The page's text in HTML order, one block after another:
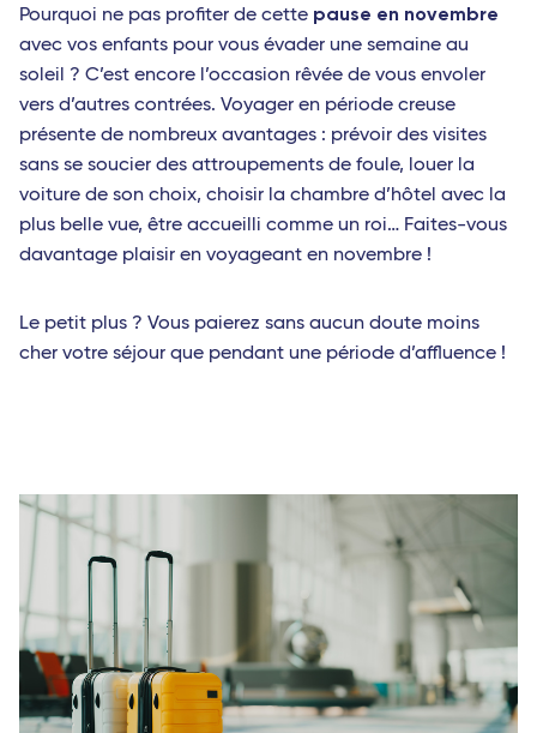
Pourquoi ne pas profiter de cette pause en novembre
avec vos enfants pour vous évader une semaine au
soleil ? C’est encore l’occasion rêvée de vous envoler
vers d’autres contrées. Voyager en période creuse
présente de nombreux avantages : prévoir des visites
sans se soucier des attroupements de foule, louer la
voiture de son choix, choisir la chambre d’hôtel avec la
plus belle vue, être accueilli comme un roi… Faites-vous
davantage plaisir en voyageant en novembre !
Le petit plus ? Vous paierez sans aucun doute moins
cher votre séjour que pendant une période d’affluence !